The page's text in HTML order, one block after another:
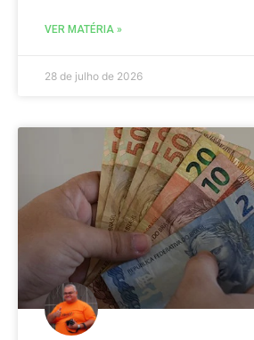
VER MATÉRIA »
28 de julho de 2026